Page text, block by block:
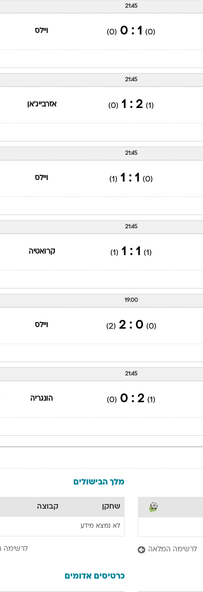
21:45
(0)
1 : 0
(0) ויילס
21:45
(1)
2 : 1
(0) אזרבייג'אן
21:45
(0)
1 : 1
(1) ויילס
21:45
(1)
1 : 1
(1) קרואטיה
19:00
(0)
0 : 2
(2) ויילס
21:45
(1)
2 : 0
(0) הונגריה
לרשימה המלאה
מלך הבישולים
שחקן קבוצה
לא נמצא מידע
לרשימה
כרטיסים אדומים